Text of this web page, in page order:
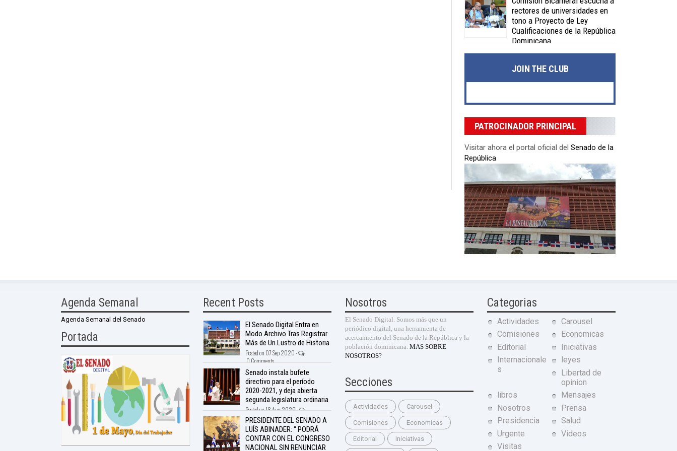
rectores de universidades en
tono a Proyecto de Ley
Cualificaciones de la República
Dominicana
JOIN THE CLUB
PATROCINADOR PRINCIPAL
Visitar ahora el portal oficial del Senado de la
República
Agenda Semanal
Agenda Semanal del Senado
Portada
Recent Posts
El Senado Digital Entra en
Modo Archivo Tras Registrar
Más de Un Lustro de Historia
Posted on 07 Sep 2020 -
0 Comments
Senado instala bufete
directivo para el período
2020-2021, y deja abierta
segunda legislatura ordinaria
Posted on 18 Aug 2020 -
0 Comments
PRESIDENTE DEL SENADO A
LUÍS ABINADER: “ PODRÁ
CONTAR CON EL CONGRESO
NACIONAL SIN RENUNCIAR
Nosotros
El Senado Digital. Somos más que un
periódico digital, una herramienta de
acercamiento del Senado de la República y la
población dominicana.MAS SOBRE
NOSOTROS?
Secciones
Actividades Carousel
Comisiones Economicas
Editorial Iniciativas
Categorias
Actividades
Carousel
Comisiones
Economicas
Editorial
Iniciativas
Internacionale
s
leyes
Libertad de
opinion
libros
Mensajes
Nosotros
Prensa
Presidencia
Salud
Urgente
Videos
Visitas